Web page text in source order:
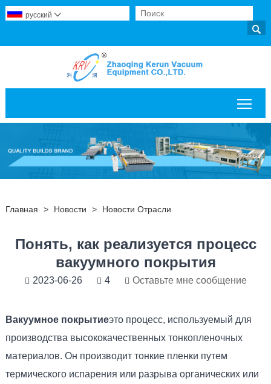

русский 
Главная > Новости > Новости Отрасли
Понять, как реализуется процесс
вакуумного покрытия
2023-06-26 4 Оставьте мне сообщение
Вакуумное покрытиеэто процесс, используемый для
производства высококачественных тонкопленочных
материалов. Он производит тонкие пленки путем
термического испарения или разрыва органических или